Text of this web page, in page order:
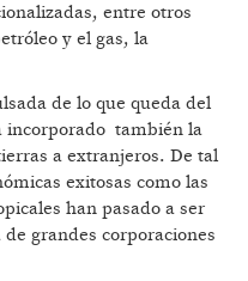
entre otros
y el gas, la
de lo que queda del
incorporado también la
a extranjeros. De tal
exitosas como las
han pasado a ser
grandes corporaciones